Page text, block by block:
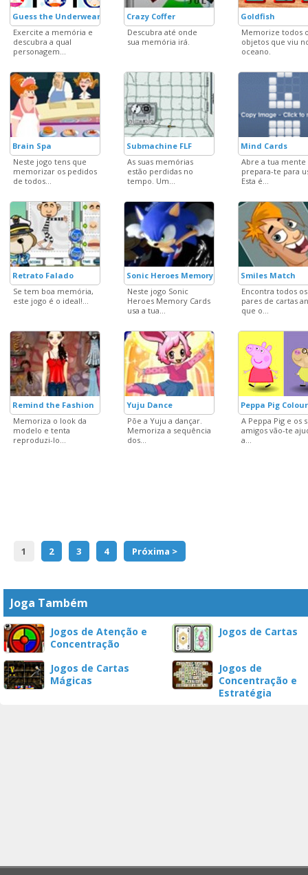
Guess the Underwear
Exercite a memória e
descubra a qual
personagem...
Crazy Coffer
Descubra até onde
sua memória irá.
Goldfish
Memorize todos
objetos que viu
oceano.
Brain Spa
Neste jogo tens que
memorizar os pedidos
de todos...
Submachine FLF
As suas memórias
estão perdidas no
tempo. Um...
Mind Cards
Abre a tua mente
prepara-te para
Esta é...
Retrato Falado
Se tem boa memória,
este jogo é o ideal!...
Sonic Heroes Memory Cards
Neste jogo Sonic
Heroes Memory Cards
usa a tua...
Smiles Match
Encontra todos os
pares de cartas
que o...
Remind the Fashion
Memoriza o look da
modelo e tenta
reproduzi-lo...
Yuju Dance
Põe a Yuju a dançar.
Memoriza a sequência
dos...
Peppa Pig
A Peppa Pig e os
amigos vão-te
a...
1 2 3 4 Próxima >
Joga Também
Jogos de Atenção e
Concentração
Jogos de Cartas
Jogos de Cartas
Mágicas
Jogos de
Concentração e
Estratégia